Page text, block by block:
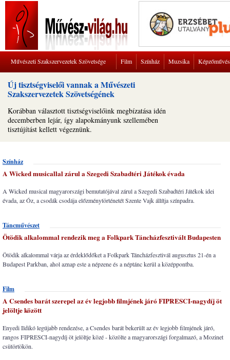
Művészeti Szakszervezetek Szövetsége Film Színház Muzsika
Új tisztségviselői vannak a Művészeti
Szakszervezetek Szövetségének
Korábban választott tisztségviselőink megbízatása idén
decemberben lejár, így alapokmányunk szellemében
tisztújítást kellett végeznünk.
Színház
A Wicked musicallal zárul a Szegedi Szabadtéri Játékok évada
A Wicked musical magyarországi bemutatójával zárul a Szegedi Szabadtéri Játékok idei
évada, az Óz, a csodák csodája előzménytörténetét Szente Vajk állítja színpadra.
Táncművészet
Ötödik alkalommal rendezik meg a Folkpark Táncházfesztivált Budapesten
Ötödik alkalommal várja az érdeklődőket a Folkpark Táncházfesztivál augusztus 21-én a
Budapest Parkban, ahol aznap este a népzene és a néptánc kerül a középpontba.
Film
A Csendes barát szerepel az év legjobb filmjének járó FIPRESCI-nagydíj öt
jelöltje között
Enyedi Ildikó legújabb rendezése, a Csendes barát bekerült az év legjobb filmjének járó,
rangos FIPRESCI-nagydíj öt jelöltje közé - közölte a magyarországi forgalmazó, a Mozinet
csütörtökön.